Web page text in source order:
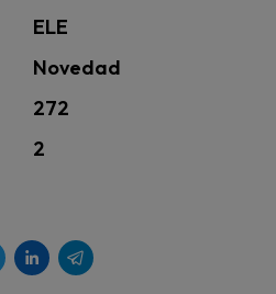
ELE
Novedad
272
2